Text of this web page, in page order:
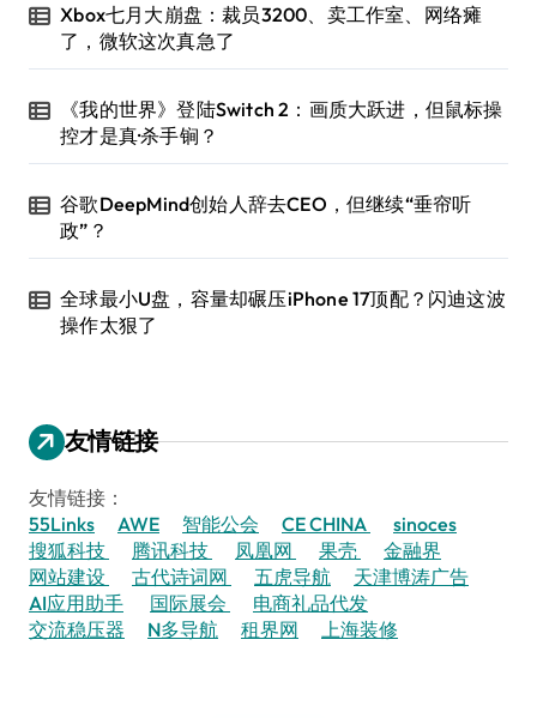
Xbox七月大崩盘：裁员3200、卖工作室、网络瘫
了，微软这次真急了
《我的世界》登陆Switch 2：画质大跃进，但鼠标操
控才是真·杀手锏？
谷歌DeepMind创始人辞去CEO，但继续“垂帘听
政”？
全球最小U盘，容量却碾压iPhone 17顶配？闪迪这波
操作太狠了
友情链接
友情链接：
55Links
AWE 智能公会 CE CHINA
sinoces
搜狐科技
腾讯科技 凤凰网 果壳
金融界
网站建设
古代诗词网 五虎导航
天津博涛广告
AI应用助手
国际展会
电商礼品代发
交流稳压器
N多导航 租界网 上海装修